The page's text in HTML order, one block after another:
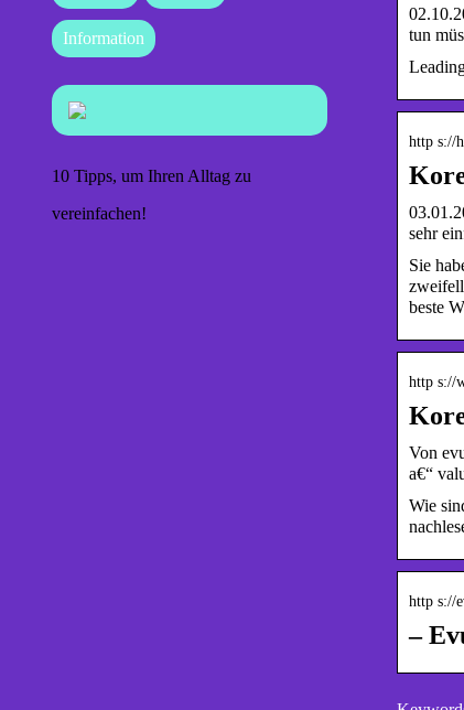
tun
http s://
sehr
Sie
beste
http s://
Von
a€“
Wie
http s://
–
Information
10 Tipps, um Ihren Alltag zu
vereinfachen!